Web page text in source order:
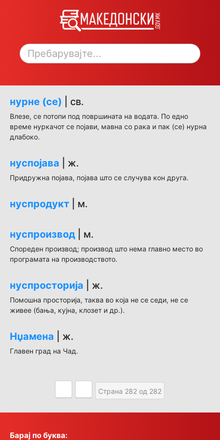
Toggle sidebar
нурне (се) | св.
Влезе, се потопи под површината на водата. По едно
време нуркачот се појави, мавна со рака и пак (се) нурна
длабоко.
нуспојава | ж.
Придружна појава, појава што се случува кон друга.
нуспродукт | м.
нуспроизвод | м.
Спореден производ; производ што нема главно место во
програмата на производството.
нуспросторија | ж.
Помошна просторија, таква во која не се седи, не се
живее (бања, кујна, клозет и др.).
Нџамена | ж.
Главен град на Чад.
Страна 282 од 282
Барај по буква: